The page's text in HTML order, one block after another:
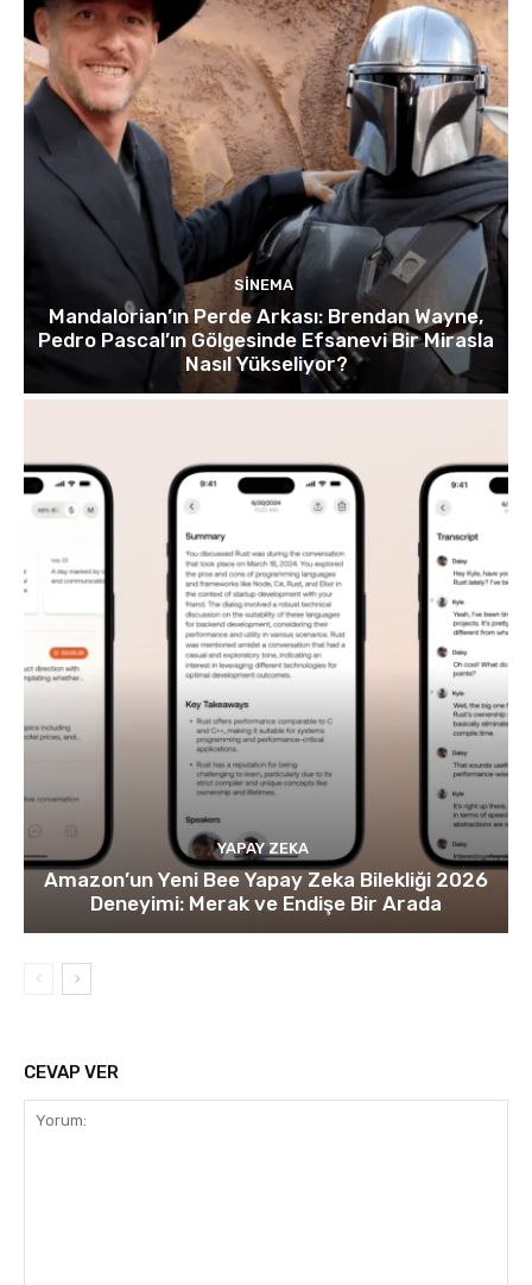
SINEMA
Mandalorian’ın Perde Arkası: Brendan Wayne,
Pedro Pascal’ın Gölgesinde Efsanevi Bir Mirasla
Nasıl Yükseliyor?
YAPAY ZEKA
Amazon’un Yeni Bee Yapay Zeka Bilekliği 2026
Deneyimi: Merak ve Endişe Bir Arada
CEVAP VER